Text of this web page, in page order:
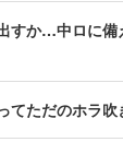
すか…中ロに備
てただのホラ吹